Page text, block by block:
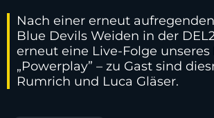
Nach einer erneut
Blue Devils Weiden in der
erneut eine Live-Folge unseres
„Powerplay” – zu Gast sind
Rumrich und Luca Gläser.